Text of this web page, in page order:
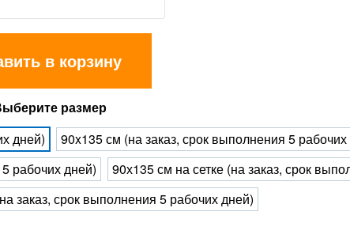
в корзину
размер
дней)
90x135 см (на заказ, срок выполнения 5
рабочих дней)
90х135 см на сетке (на заказ, срок
заказ, срок выполнения 5 рабочих дней)